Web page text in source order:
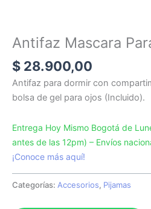
Antifaz Mascara
$ 28.900,00
Antifaz para dormir con
bolsa de gel para ojos (Incluido).
Entrega Hoy Mismo Bogotá de
antes de las 12pm) – Envíos
¡Conoce más aquí!
Categorías: Accesorios, Pijamas